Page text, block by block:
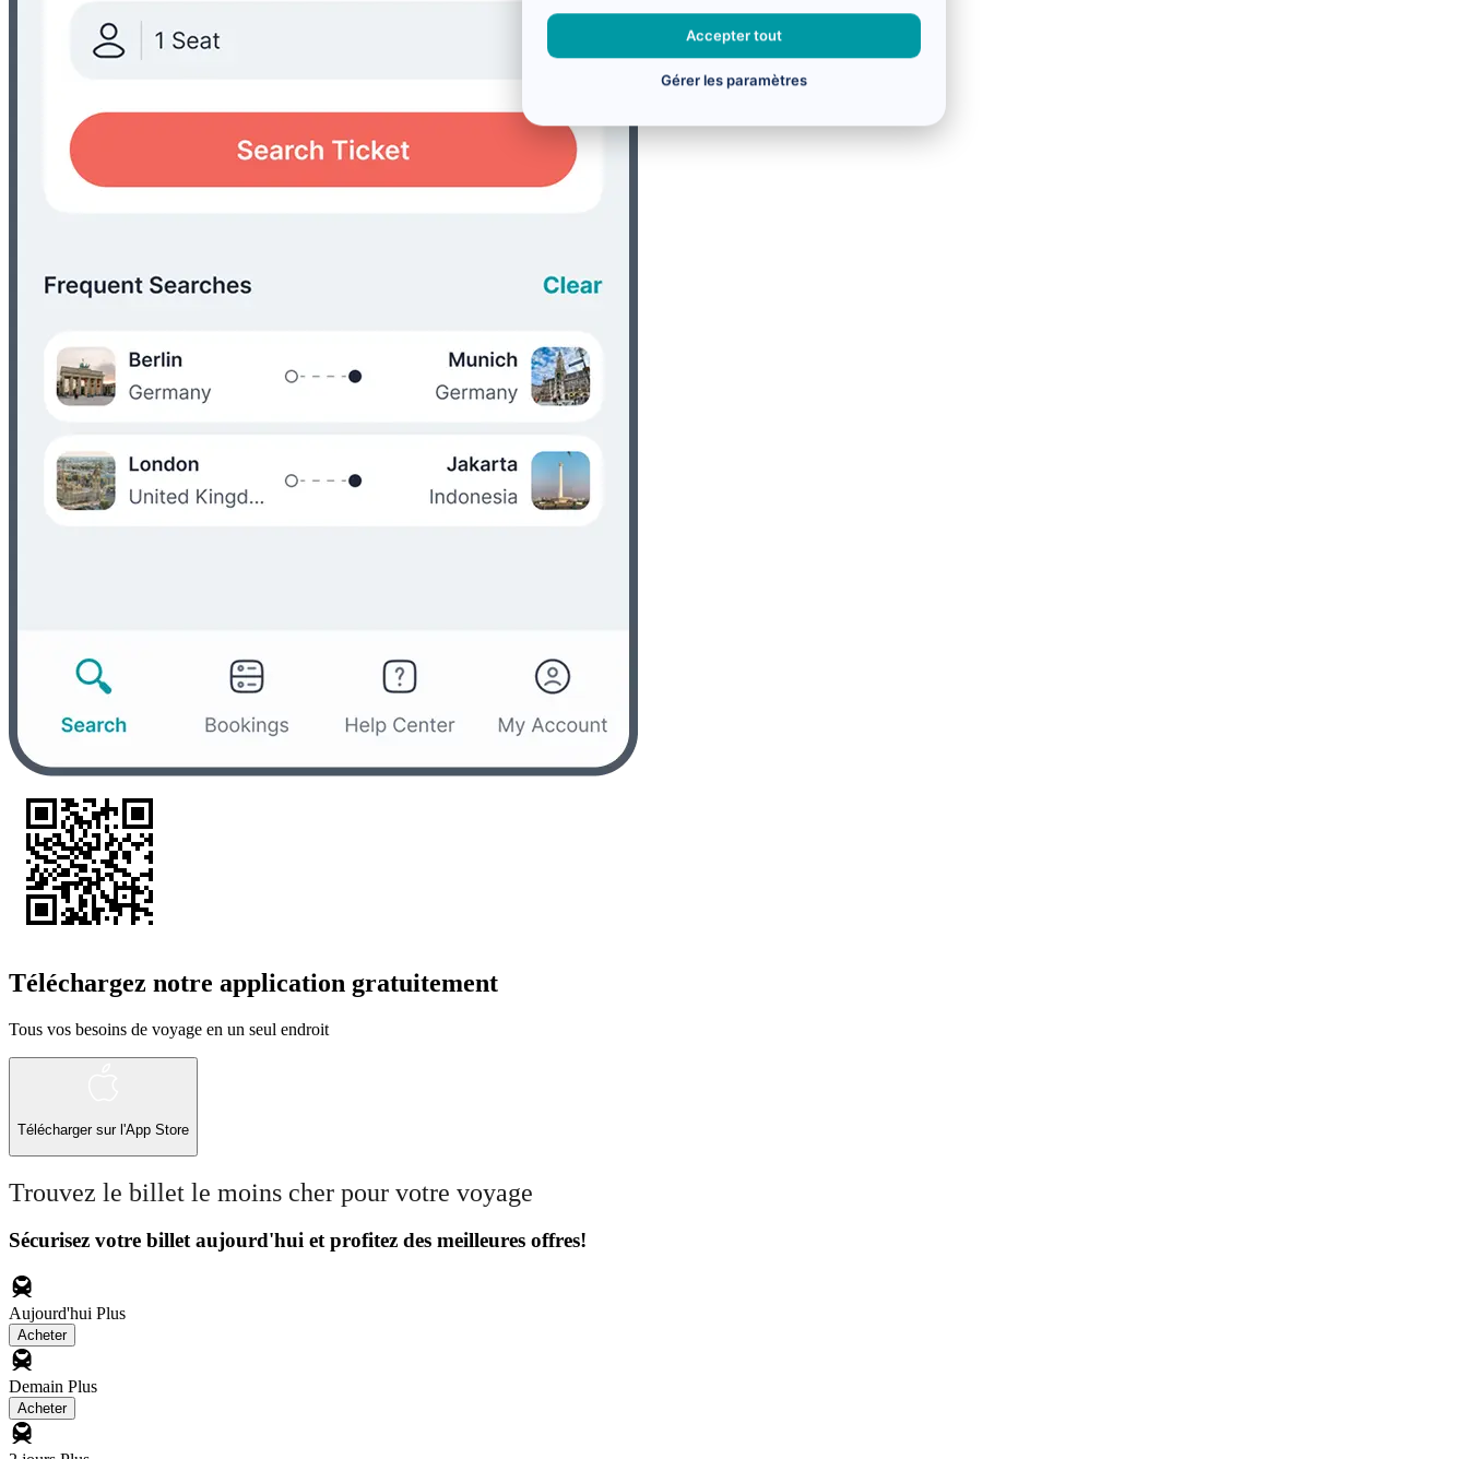
Téléchargez notre application gratuitement
Tous vos besoins de voyage en un seul endroit
Télécharger sur l'App Store
Trouvez le billet le moins cher pour votre voyage
Sécurisez votre billet aujourd'hui et profitez des meilleures offres!
Aujourd'hui Plus
Acheter
Demain Plus
Acheter
Accepter tout
Gérer les paramètres